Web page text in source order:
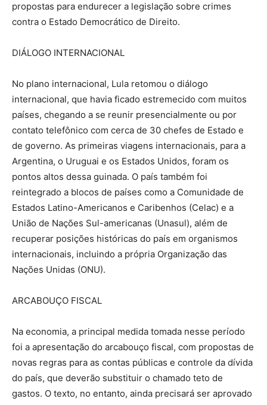
propostas para endurecer a legislação sobre crimes
contra o Estado Democrático de Direito.
DIÁLOGO INTERNACIONAL
No plano internacional, Lula retomou o diálogo
internacional, que havia ficado estremecido com muitos
países, chegando a se reunir presencialmente ou por
contato telefônico com cerca de 30 chefes de Estado e
de governo. As primeiras viagens internacionais, para a
Argentina, o Uruguai e os Estados Unidos, foram os
pontos altos dessa guinada. O país também foi
reintegrado a blocos de países como a Comunidade de
Estados Latino-Americanos e Caribenhos (Celac) e a
União de Nações Sul-americanas (Unasul), além de
recuperar posições históricas do país em organismos
internacionais, incluindo a própria Organização das
Nações Unidas (ONU).
ARCABOUÇO FISCAL
Na economia, a principal medida tomada nesse período
foi a apresentação do arcabouço fiscal, com propostas de
novas regras para as contas públicas e controle da dívida
do país, que deverão substituir o chamado teto de
gastos. O texto, no entanto, ainda precisará ser aprovado